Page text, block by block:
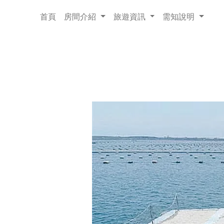
首頁
房間介紹 旅遊資訊 需知說明